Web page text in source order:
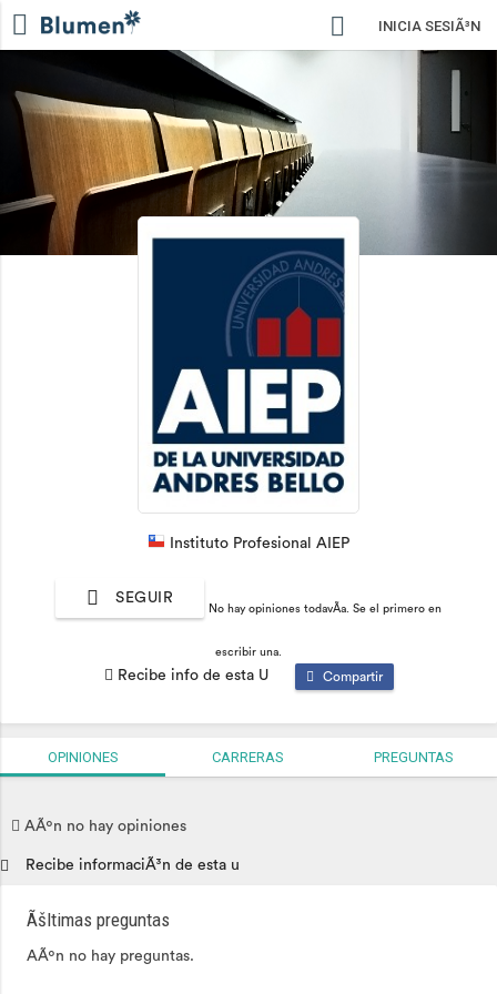
INICIA SESIÃ³N
Instituto Profesional AIEP
SEGUIR
No hay opiniones todavÃ­a. Se el primero en
escribir una.
Recibe info de esta U Compartir
OPINIONES CARRERAS PREGUNTAS
AÃºn no hay opiniones
Recibe informaciÃ³n de esta u
Ãšltimas preguntas
AÃºn no hay preguntas.